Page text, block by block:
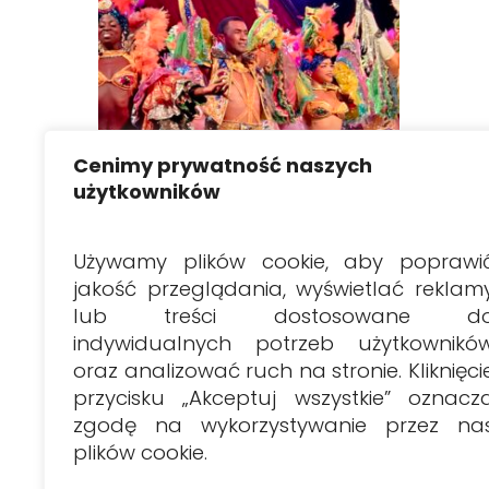
Cenimy prywatność naszych
użytkowników
Używamy plików cookie, aby
jakość przeglądania, wyświetlać
lub treści dostosowane
indywidualnych potrzeb
oraz analizować ruch na stronie.
przycisku „Akceptuj wszystkie”
zgodę na wykorzystywanie przez
plików cookie.
Wybierz Opcje
Tropicana cabaret
30.00 € – 95.00€Zakres
cen:
od
30.00€
do
95.00€